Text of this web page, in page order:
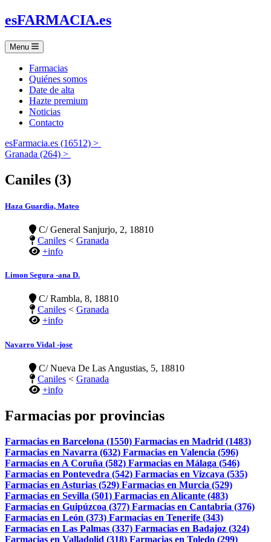
esFARMACIA.es
Menu
Farmacias
Quiénes somos
Date de alta
Hazte premium
Noticias
Contacto
esFarmacia.es (16512) >
Granada (264) >
Caniles (3)
Haza Guardia, Mateo
C/ General Sanjurjo, 2, 18810
Caniles < Granada
+info
Limon Segura -ana D.
C/ Rambla, 8, 18810
Caniles < Granada
+info
Navarro Vidal -jose
C/ Nueva De Las Angustias, 5, 18810
Caniles < Granada
+info
Farmacias por provincias
Farmacias en Barcelona (1550) Farmacias en Madrid (1483)
Farmacias en Navarra (632) Farmacias en Valencia (596)
Farmacias en A Coruña (582) Farmacias en Málaga (546)
Farmacias en Pontevedra (542) Farmacias en Vizcaya (535)
Farmacias en Asturias (529) Farmacias en Murcia (529)
Farmacias en Sevilla (501) Farmacias en Alicante (483)
Farmacias en Guipúzcoa (377) Farmacias en Cantabria (376)
Farmacias en León (373) Farmacias en Tenerife (343)
Farmacias en Las Palmas (337) Farmacias en Badajoz (324)
Farmacias en Valladolid (318) Farmacias en Toledo (299)